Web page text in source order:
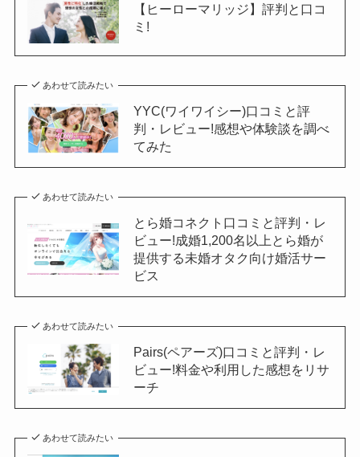
【ヒーローマリッジ】評判と口コ
ミ!
あわせて読みたい
YYC(ワイワイシー)口コミと評
判・レビュー!感想や体験談を調べ
てみた
あわせて読みたい
とら婚コネクト口コミと評判・レ
ビュー!成婚1,200名以上とら婚が
提供する未婚オタク向け婚活サー
ビス
あわせて読みたい
Pairs(ペアーズ)口コミと評判・レ
ビュー!料金や利用した感想をリサ
ーチ
あわせて読みたい